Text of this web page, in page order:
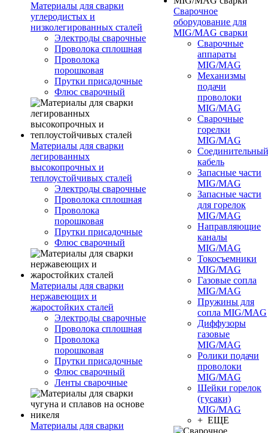
Материалы для сварки
углеродистых и
низколегированных сталей
Электроды сварочные
Проволока сплошная
Проволока
порошковая
Прутки присадочные
Флюс сварочный
Материалы для сварки
легированных
высокопрочных и
теплоустойчивых сталей
Электроды сварочные
Проволока сплошная
Проволока
порошковая
Прутки присадочные
Флюс сварочный
Материалы для сварки
нержавеющих и
жаростойких сталей
Электроды сварочные
Проволока сплошная
Проволока
порошковая
Прутки присадочные
Флюс сварочный
Ленты сварочные
Материалы для сварки
Сварочное
оборудование для
MIG/MAG сварки
Сварочные
аппараты
MIG/MAG
Механизмы
подачи
проволоки
MIG/MAG
Сварочные
горелки
MIG/MAG
Соединительный
кабель
Запасные части
MIG/MAG
Запасные части
для горелок
MIG/MAG
Направляющие
каналы
MIG/MAG
Токосъемники
MIG/MAG
Газовые сопла
MIG/MAG
Пружины для
сопла MIG/MAG
Диффузоры
газовые
MIG/MAG
Ролики подачи
проволоки
MIG/MAG
Шейки горелок
(гусаки)
MIG/MAG
+ ЕЩЕ